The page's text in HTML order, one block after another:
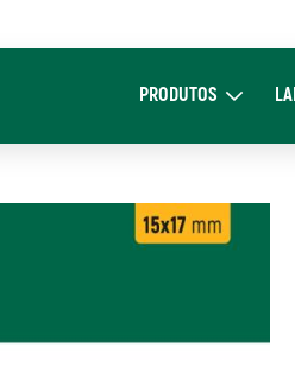
PRODUTOSExpand